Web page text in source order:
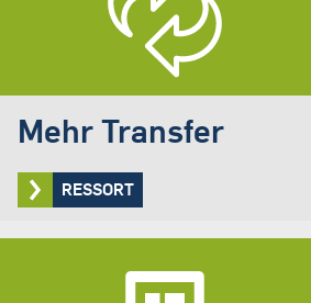
Mehr Transfer
RESSORT